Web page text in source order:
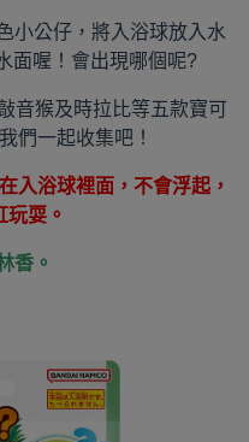
小公仔，將入浴球放入水
面喔！會出現哪個呢?
音猴及時拉比等五款寶可
們一起收集吧！
入浴球裡面，不會浮起，
玩耍。
香。